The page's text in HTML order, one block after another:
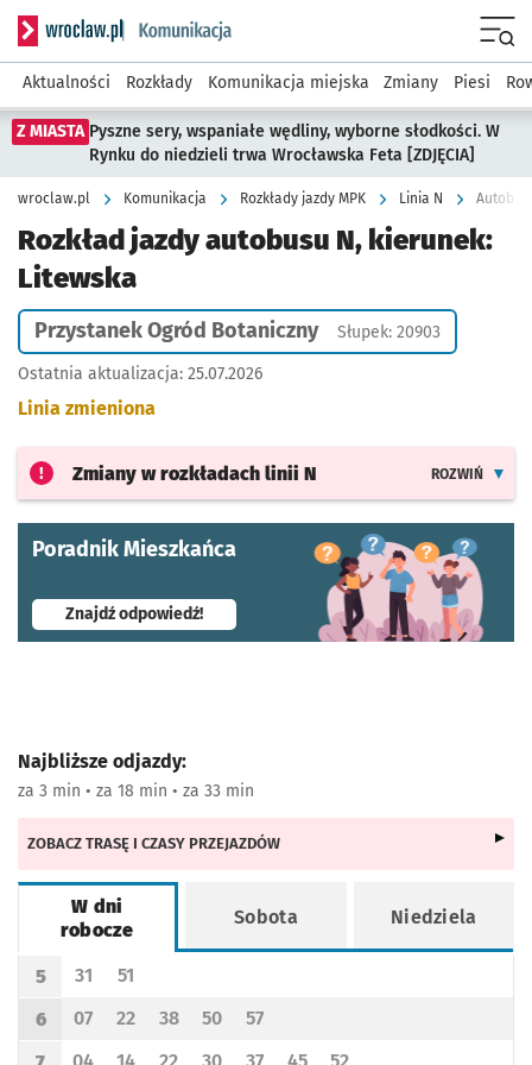
Serwis informacyjny wroclaw.pl podserwis: Komunikacja
Aktualności Rozkłady Komunikacja miejska Zmiany Piesi
Z MIASTA Pyszne sery, wspaniałe wędliny, wyborne słodkości. W
Rynku do niedzieli trwa Wrocławska Feta [ZDJĘCIA]
wroclaw.pl Komunikacja Rozkłady jazdy MPK Linia N
Rozkład jazdy autobusu N, kierunek:
Litewska
Przystanek Ogród Botaniczny Słupek: 20903
Ostatnia aktualizacja: 25.07.2026
Linia zmieniona
Zmiany w rozkładach linii N ROZWIŃ
Poradnik Mieszkańca
Znajdź odpowiedź!- otworzy się w nowej karcie
Najbliższe odjazdy:
za 3 min • za 18 min • za 33 min
ZOBACZ TRASĘ I CZASY PRZEJAZDÓW
W dni
robocze
Sobota Niedziela
Rozkład jazdy -
Godzina odjazdu
5
Odjazd
31
minut po godzinie 5
Odjazd
51
minut po godzinie 5
Godzina odjazdu
6
Odjazd
07
minut po godzinie 6
Odjazd
22
minut po godzinie 6
Odjazd
38
minut po godzinie 6
Odjazd
50
minut po godzinie 6
Odjazd
57
minut po godzinie 6